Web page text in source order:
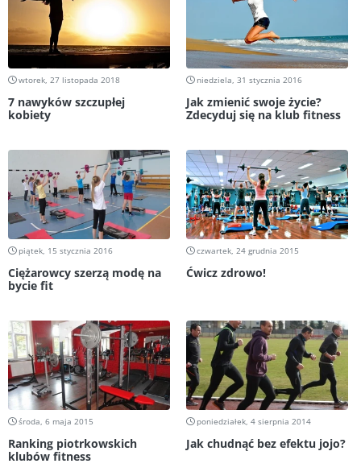
wtorek, 27 listopada 2018
7 nawyków szczupłej
kobiety
niedziela, 31 stycznia 2016
Jak zmienić swoje życie?
Zdecyduj się na klub fitness
piątek, 15 stycznia 2016
Ciężarowcy szerzą modę na
bycie fit
czwartek, 24 grudnia 2015
Ćwicz zdrowo!
środa, 6 maja 2015
Ranking piotrkowskich
klubów fitness
poniedziałek, 4 sierpnia 2014
Jak chudnąć bez efektu jojo?